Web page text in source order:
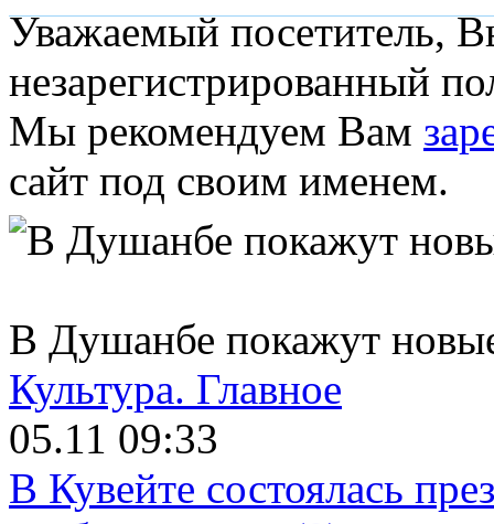
Уважаемый посетитель,
незарегистрированный
Мы рекомендуем Вам
сайт под своим именем.
В Душанбе покажут
Культура. Главное
05.11 09:33
В Кувейте состоялась